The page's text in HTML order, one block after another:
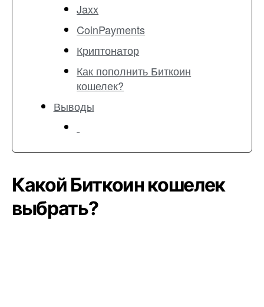
Jaxx
CoinPayments
Криптонатор
Как пополнить Биткоин
кошелек?
Выводы
Какой Биткоин кошелек
выбрать?